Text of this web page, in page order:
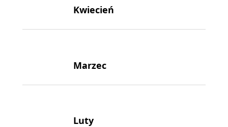
Kwiecień
Marzec
Luty